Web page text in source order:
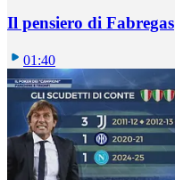
Il pensiero di Fabregas
01:40